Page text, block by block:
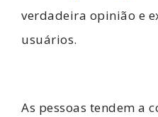
verdadeira opinião e
usuários.
As pessoas tendem a